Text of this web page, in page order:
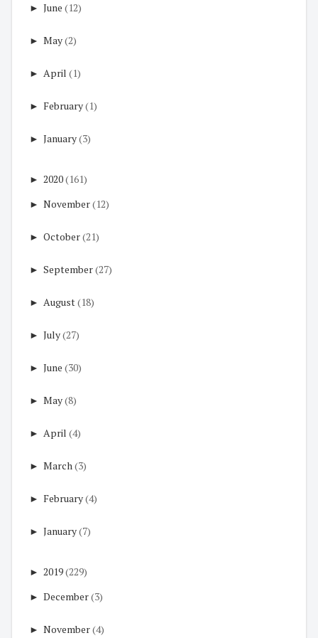
► June (12)
► May(2)
► April (1)
► February(1)
► January(3)
► 2020(161)
► November(12)
► October(21)
► September(27)
► August(18)
► July(27)
► June (30)
► May(8)
► April (4)
► March(3)
► February(4)
► January(7)
► 2019(229)
► December(3)
► November(4)